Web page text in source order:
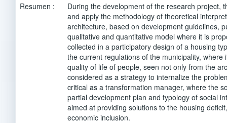
Resumen :
During the development of the research project,
and apply the methodology of theoretical
architecture, based on development guidelines,
qualitative and quantitative model where it is
collected in a participatory design of a housing
the current regulations of the municipality, where
quality of life of people, seen not only from the
considered as a strategy to internalize the
critical as a transformation manager, where the
partial development plan and typology of social
aimed at providing solutions to the housing
economic inclusion.